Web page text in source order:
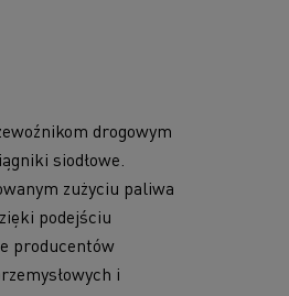
drogowym
siodłowe.
zużyciu paliwa
podejściu
producentów
i